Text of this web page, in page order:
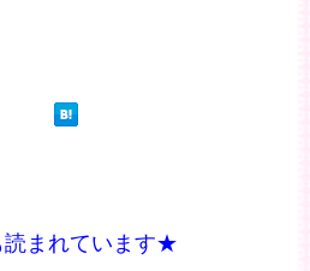
まれています★